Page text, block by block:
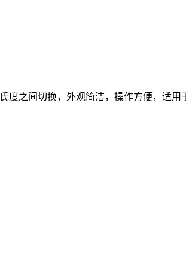
之间切换，外观简洁，操作方便，适用